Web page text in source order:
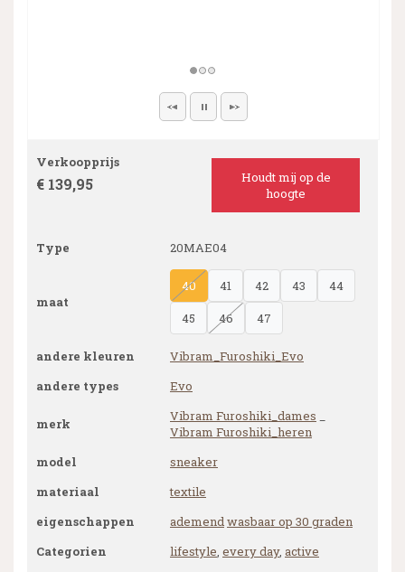
Verkoopprijs
€ 139,95
Houdt mij op de
hoogte
Type 20MAE04
maat
40 41 42 43
44
45
46 47
andere kleuren
Vibram_Furoshiki_Evo
andere types
Evo
merk Vibram Furoshiki_dames
Vibram Furoshiki_heren
model
sneaker
materiaal
textile
eigenschappen
ademendwasbaar op 30 graden
Categorien
lifestyle, every day, active